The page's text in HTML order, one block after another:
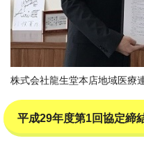
株式会社龍生堂本店地域医療
平成29年度第1回協定締